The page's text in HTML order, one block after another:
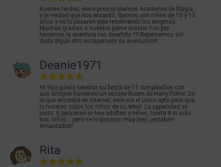
Buenas tardes, Hace poco probamos Academia de Magia
y la verdad que nos encantó, íbamos con niños de 10 y 13
años y se lo pasaron pipa resolviendo los enigmas.
Muchas gracias a nuestra game master Yuri por
hacernos la aventura tan divertida !!!! Repetiremos sin
duda algún otro escaperoom de aventurico!!
Deanie1971
Mi hijo quería celebrar su fiesta de 11 cumpleaños con
sus amigos haciendo un escape Room de Harry Potter. De
lo que encontré en internet, este era el único apto para que
lo hicieran solos los niños de su edad. La capacidad es
justa: 6 personas si hay adultos y niños, hasta 8 si solo
son niños... pero se lo pasaron muy bien, ¡estaban
encantados!
Rita